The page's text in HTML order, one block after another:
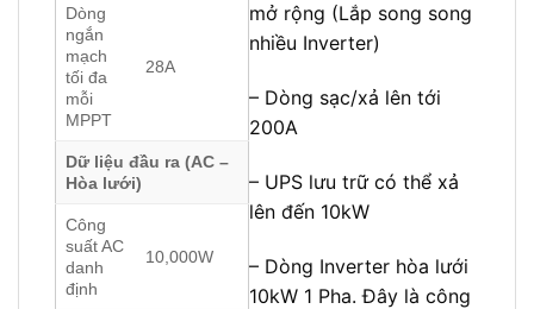
Dòng
ngắn
mạch
tối đa
mỗi
MPPT
28A
Dữ liệu đầu ra (AC –
Hòa lưới)
Công
suất AC
danh
định
10,000W
mở rộng (Lắp song song
nhiều Inverter)
– Dòng sạc/xả lên tới
200A
– UPS lưu trữ có thể xả
lên đến 10kW
– Dòng Inverter hòa lưới
10kW 1 Pha. Đây là công